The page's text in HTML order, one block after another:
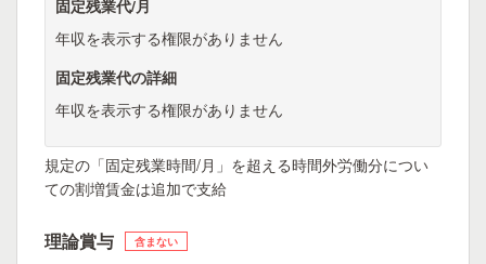
固定残業代/月
年収を表示する権限がありません
固定残業代の詳細
年収を表示する権限がありません
規定の「固定残業時間/月」を超える時間外労働分につい
ての割増賃金は追加で支給
理論賞与 含まない